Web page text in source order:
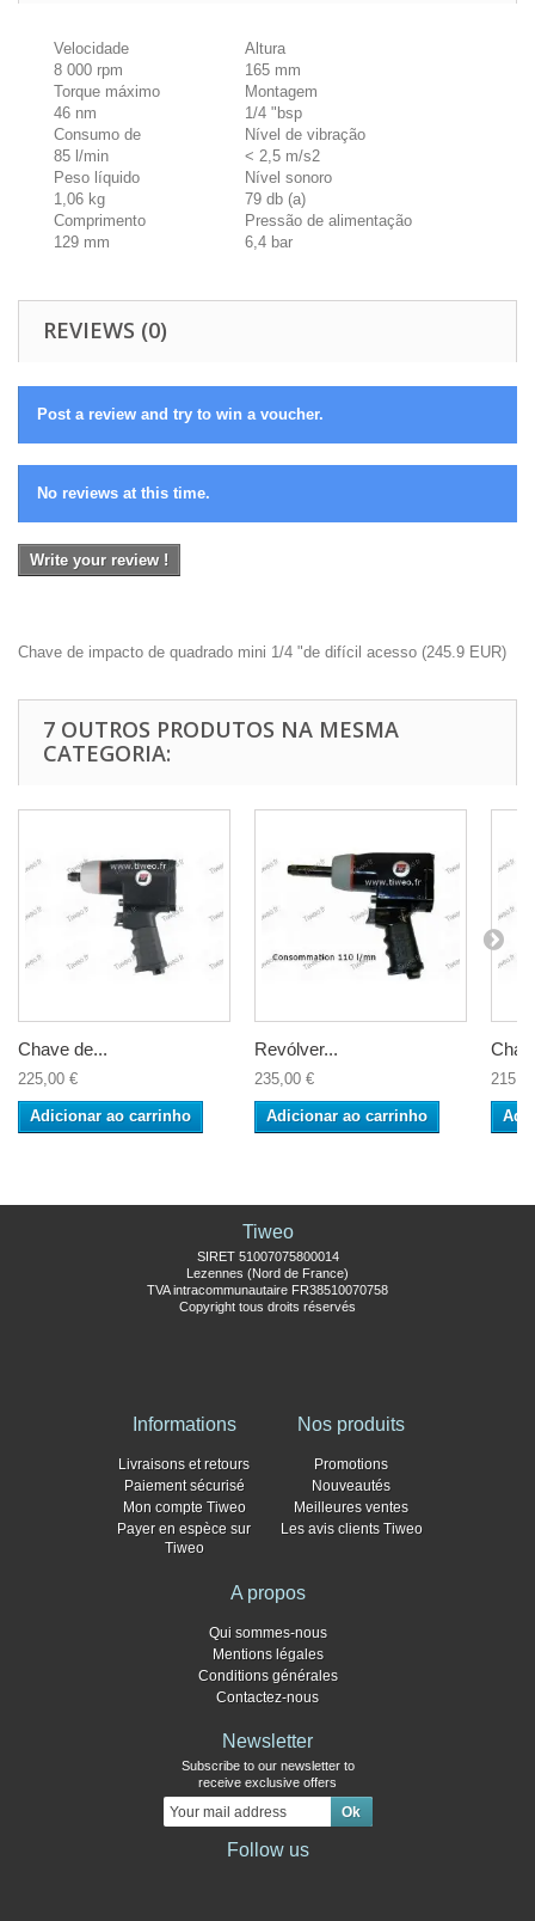
Velocidade
8 000 rpm
Torque máximo
46 nm
Consumo de
85 l/min
Peso líquido
1,06 kg
Comprimento
129 mm
Altura
165 mm
Montagem
1/4 "bsp
Nível de vibração
< 2,5 m/s2
Nível sonoro
79 db (a)
Pressão de alimentação
6,4 bar
REVIEWS (0)
Post a review and try to win a voucher.
No reviews at this time.
Write your review !
Chave de impacto de quadrado mini 1/4 "de difícil acesso (245.9 EUR)
7 OUTROS PRODUTOS NA MESMA
CATEGORIA:
Chave de...
225,00 €
Adicionar ao carrinho
Revólver...
235,00 €
Adicionar ao carrinho
Tiweo
SIRET 51007075800014
Lezennes (Nord de France)
TVA intracommunautaire FR38510070758
Copyright tous droits réservés
Informations
Livraisons et retours
Paiement sécurisé
Mon compte Tiweo
Payer en espèce sur
Tiweo
Nos produits
Promotions
Nouveautés
Meilleures ventes
Les avis clients Tiweo
A propos
Qui sommes-nous
Mentions légales
Conditions générales
Contactez-nous
Newsletter
Subscribe to our newsletter to
receive exclusive offers
Follow us